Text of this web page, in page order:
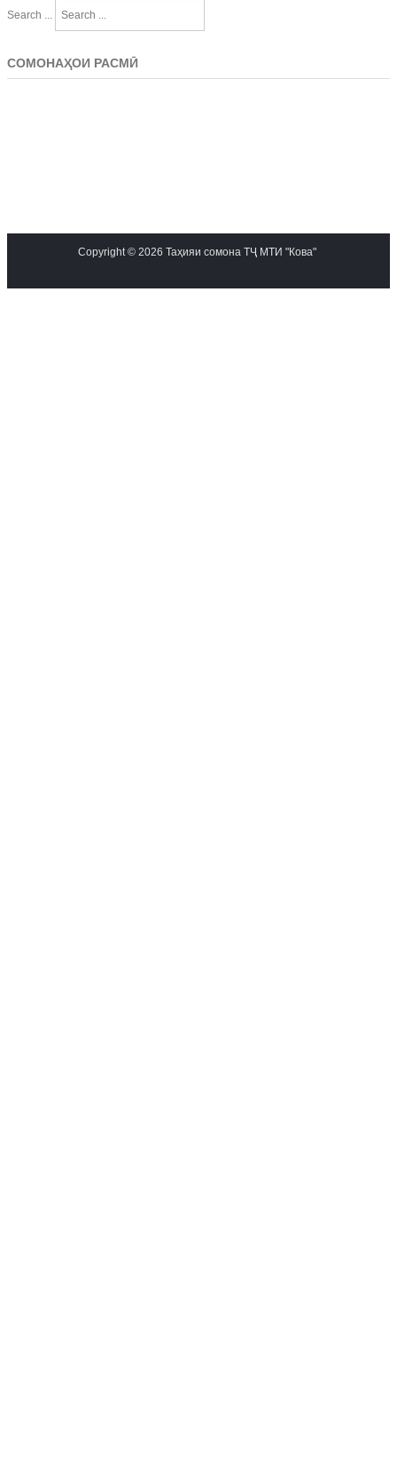
Search ...
СОМОНАҲОИ РАСМӢ
Copyright © 2026 Таҳияи сомона ТҶ МТИ "Кова"